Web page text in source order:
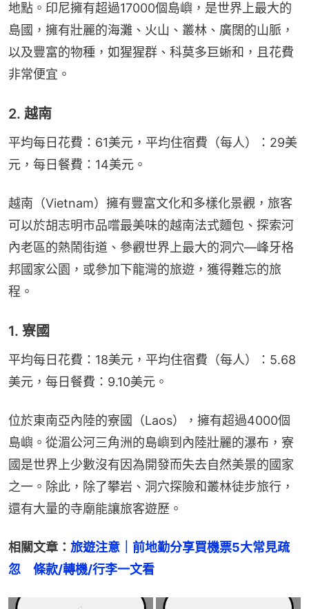
地點。印尼擁有超過17000個島嶼，是世界上最大的
島國，擁有壯麗的海灘、火山、叢林、廣闊的山脈，
以及豐富的物種，如猩猩群、科莫多巨蜥和，且花費
非常便宜。
2. 越南
平均每日花費：61美元，平均住宿費（每人）：29美
元，每日餐費：14美元。
越南（Vietnam）擁有豐富文化和多樣化景觀，旅客
可以於胡志明市品嚐最美味的越南法式麵包、探索河
內老區的熱鬧街道、參觀世界上最大的洞穴—峰牙格
邦國家公園，或參加下龍灣的旅遊，獲得難忘的旅
程。
1. 寮國
平均每日花費：18美元，平均住宿費（每人）：5.68
美元，每日餐費：9.10美元。
位於東南亞內陸的寮國（Laos），擁有超過4000個
島嶼。從湄公河三角洲的島嶼到內陸壯麗的瀑布，寮
國是世界上少數沒有因為開發而失去自然美景的國家
之一。除此，除了攀岩、洞穴探險和叢林徒步旅行，
還有大量的寺廟能讓旅客遊歷。
相關文章： 旅遊注意｜前地勤分享買機票5大常見疏
忽　條款/轉機/行李一文看